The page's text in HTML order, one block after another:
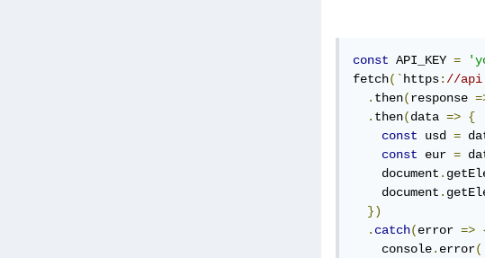
const API_KEY =
fetch(`https: //
. then(response
. then(data => {
const usd =
const eur =
    document
.
    document
.
})
. catch(error =>
    console
. error(